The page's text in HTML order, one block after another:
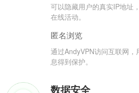
可以隐藏用户的真实IP地址
在线活动。
匿名浏览
通过AndyVPN访问互联网
息得到保护。
数据安全